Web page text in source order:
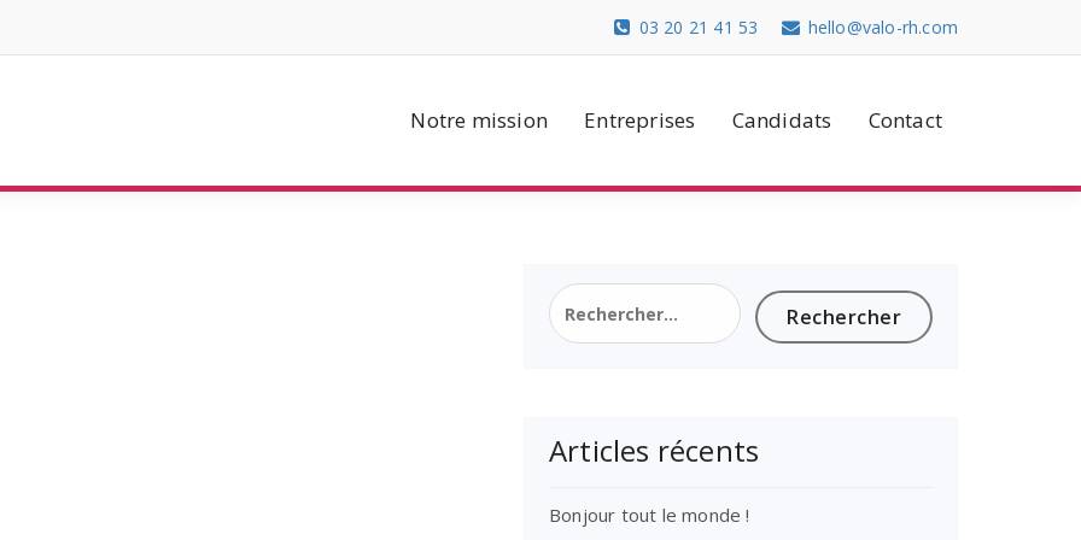
hello@valo-rh.com
03 20 21 41 53
Notre mission Entreprises Candidats Contact
Rechercher :
Articles récents
Bonjour tout le monde !